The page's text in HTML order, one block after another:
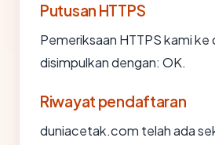
Putusan HTTPS
Pemeriksaan HTTPS kami
disimpulkan dengan: OK.
Riwayat pendaftaran
duniacetak.com telah ada